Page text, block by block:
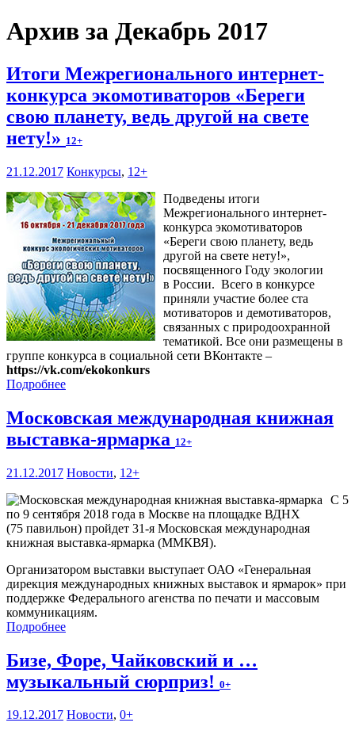
Архив за Декабрь 2017
Итоги Межрегионального интернет-
конкурса экомотиваторов «Береги
свою планету, ведь другой на свете
нету!» 12+
21.12.2017 Конкурсы, 12+
Подведены итоги
Межрегионального интернет-
конкурса экомотиваторов
«Береги свою планету, ведь
другой на свете нету!»,
посвященного Году экологии
в России. Всего в конкурсе
приняли участие более ста
мотиваторов и демотиваторов,
связанных с природоохранной
тематикой. Все они размещены в
группе конкурса в социальной сети ВКонтакте –
https://vk.com/ekokonkurs
Подробнее
Московская международная книжная
выставка-ярмарка 12+
21.12.2017 Новости, 12+
С 5
по 9 сентября 2018 года в Москве на площадке ВДНХ
(75 павильон) пройдет 31-я Московская международная
книжная выставка-ярмарка (ММКВЯ).
Организатором выставки выступает ОАО «Генеральная
дирекция международных книжных выставок и ярмарок» при
поддержке Федерального агенства по печати и массовым
коммуникациям.
Подробнее
Бизе, Форе, Чайковский и …
музыкальный сюрприз! 0+
19.12.2017 Новости, 0+